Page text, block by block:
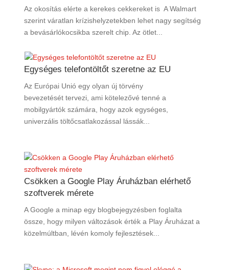
Az okosítás elérte a kerekes cekkereket is A Walmart
szerint váratlan krízishelyzetekben lehet nagy segítség
a bevásárlókocsikba szerelt chip. Az ötlet...
Egységes telefontöltőt szeretne az EU
Az Európai Unió egy olyan új törvény
bevezetését tervezi, ami kötelezővé tenné a
mobilgyártók számára, hogy azok egységes,
univerzális töltőcsatlakozással lássák...
Csökken a Google Play Áruházban elérhető
szoftverek mérete
A Google a minap egy blogbejegyzésben foglalta
össze, hogy milyen változások érték a Play Áruházat a
közelmúltban, lévén komoly fejlesztések...